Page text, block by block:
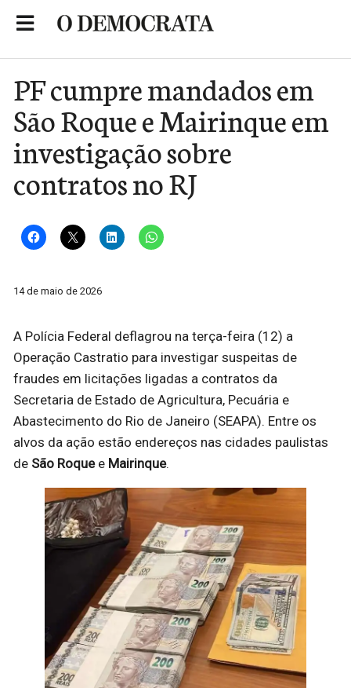
PF cumpre mandados em
São Roque e Mairinque em
investigação sobre
contratos no RJ
14 de maio de 2026
A Polícia Federal deflagrou na terça-feira (12) a
Operação Castratio para investigar suspeitas de
fraudes em licitações ligadas a contratos da
Secretaria de Estado de Agricultura, Pecuária e
Abastecimento do Rio de Janeiro (SEAPA). Entre os
alvos da ação estão endereços nas cidades paulistas
de São Roquee Mairinque.